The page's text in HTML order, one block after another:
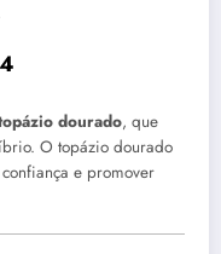
dourado, que
O topázio dourado
e promover